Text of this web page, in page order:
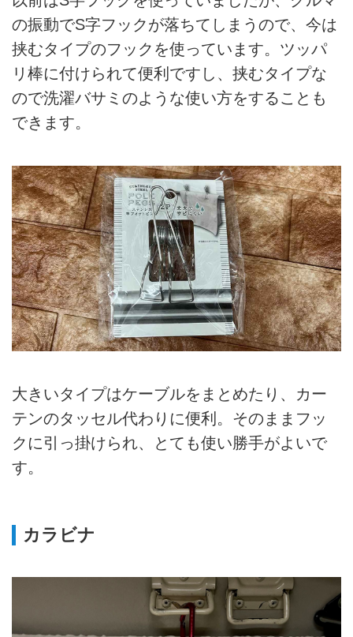
の振動でS字フックが落ちてしまうので、今は
挟むタイプのフックを使っています。ツッパ
リ棒に付けられて便利ですし、挟むタイプな
ので洗濯バサミのような使い方をすることも
できます。
大きいタイプはケーブルをまとめたり、カー
テンのタッセル代わりに便利。そのままフッ
クに引っ掛けられ、とても使い勝手がよいで
す。
カラビナ